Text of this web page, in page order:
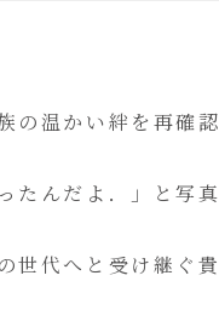
の温かい絆を再確認
たんだよ．」と写真
世代へと受け継ぐ貴